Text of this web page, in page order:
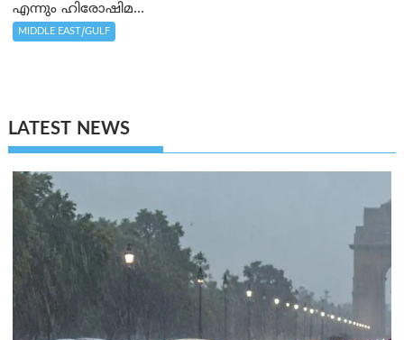
എന്നും ഹിരോഷിമ...
MIDDLE EAST/GULF
LATEST NEWS